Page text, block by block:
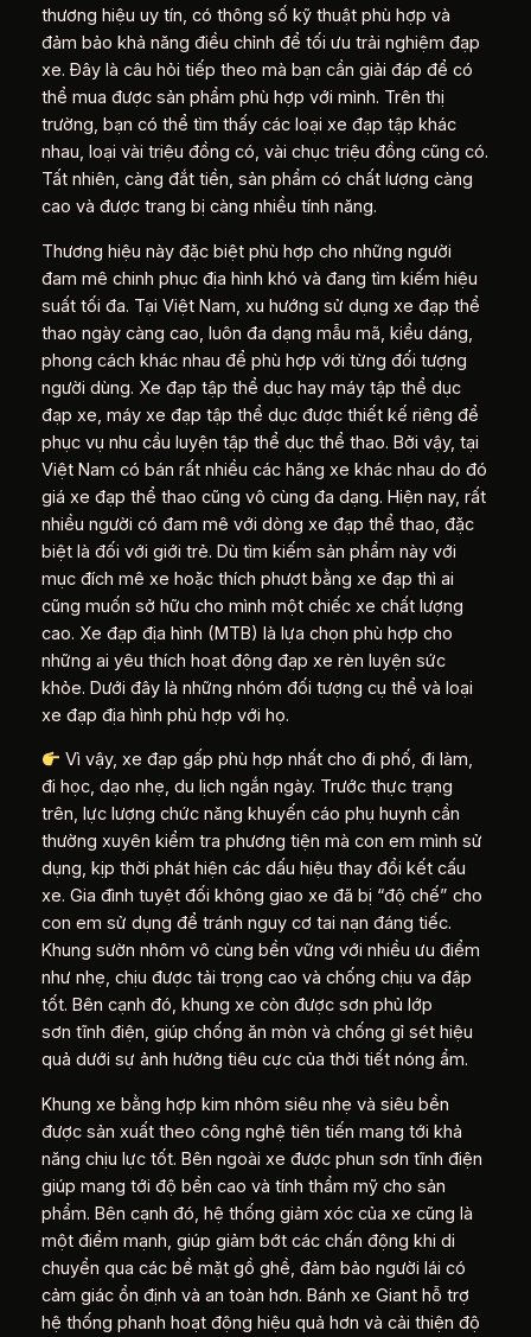
thương hiệu uy tín, có thông số kỹ thuật phù hợp và
đảm bảo khả năng điều chỉnh để tối ưu trải nghiệm đạp
xe. Đây là câu hỏi tiếp theo mà bạn cần giải đáp để có
thể mua được sản phẩm phù hợp với mình. Trên thị
trường, bạn có thể tìm thấy các loại xe đạp tập khác
nhau, loại vài triệu đồng có, vài chục triệu đồng cũng có.
Tất nhiên, càng đắt tiền, sản phẩm có chất lượng càng
cao và được trang bị càng nhiều tính năng.
Thương hiệu này đặc biệt phù hợp cho những người
đam mê chinh phục địa hình khó và đang tìm kiếm hiệu
suất tối đa. Tại Việt Nam, xu hướng sử dụng xe đạp thể
thao ngày càng cao, luôn đa dạng mẫu mã, kiểu dáng,
phong cách khác nhau để phù hợp với từng đối tượng
người dùng. Xe đạp tập thể dục hay máy tập thể dục
đạp xe, máy xe đạp tập thể dục được thiết kế riêng để
phục vụ nhu cầu luyện tập thể dục thể thao. Bởi vậy, tại
Việt Nam có bán rất nhiều các hãng xe khác nhau do đó
giá xe đạp thể thao cũng vô cùng đa dạng. Hiện nay, rất
nhiều người có đam mê với dòng xe đạp thể thao, đặc
biệt là đối với giới trẻ. Dù tìm kiếm sản phẩm này với
mục đích mê xe hoặc thích phượt bằng xe đạp thì ai
cũng muốn sở hữu cho mình một chiếc xe chất lượng
cao. Xe đạp địa hình (MTB) là lựa chọn phù hợp cho
những ai yêu thích hoạt động đạp xe rèn luyện sức
khỏe. Dưới đây là những nhóm đối tượng cụ thể và loại
xe đạp địa hình phù hợp với họ.
Vì vậy, xe đạp gấp phù hợp nhất cho đi phố, đi làm,
đi học, dạo nhẹ, du lịch ngắn ngày. Trước thực trạng
trên, lực lượng chức năng khuyến cáo phụ huynh cần
thường xuyên kiểm tra phương tiện mà con em mình sử
dụng, kịp thời phát hiện các dấu hiệu thay đổi kết cấu
xe. Gia đình tuyệt đối không giao xe đã bị “độ chế” cho
con em sử dụng để tránh nguy cơ tai nạn đáng tiếc.
Khung sườn nhôm vô cùng bền vững với nhiều ưu điểm
như nhẹ, chịu được tải trọng cao và chống chịu va đập
tốt. Bên cạnh đó, khung xe còn được sơn phủ lớp
sơn tĩnh điện, giúp chống ăn mòn và chống gỉ sét hiệu
quả dưới sự ảnh hưởng tiêu cực của thời tiết nóng ẩm.
Khung xe bằng hợp kim nhôm siêu nhẹ và siêu bền
được sản xuất theo công nghệ tiên tiến mang tới khả
năng chịu lực tốt. Bên ngoài xe được phun sơn tĩnh điện
giúp mang tới độ bền cao và tính thẩm mỹ cho sản
phẩm. Bên cạnh đó, hệ thống giảm xóc của xe cũng là
một điểm mạnh, giúp giảm bớt các chấn động khi di
chuyển qua các bề mặt gồ ghề, đảm bảo người lái có
cảm giác ổn định và an toàn hơn. Bánh xe Giant hỗ trợ
hệ thống phanh hoạt động hiệu quả hơn và cải thiện độ